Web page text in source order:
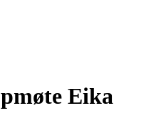
Eika